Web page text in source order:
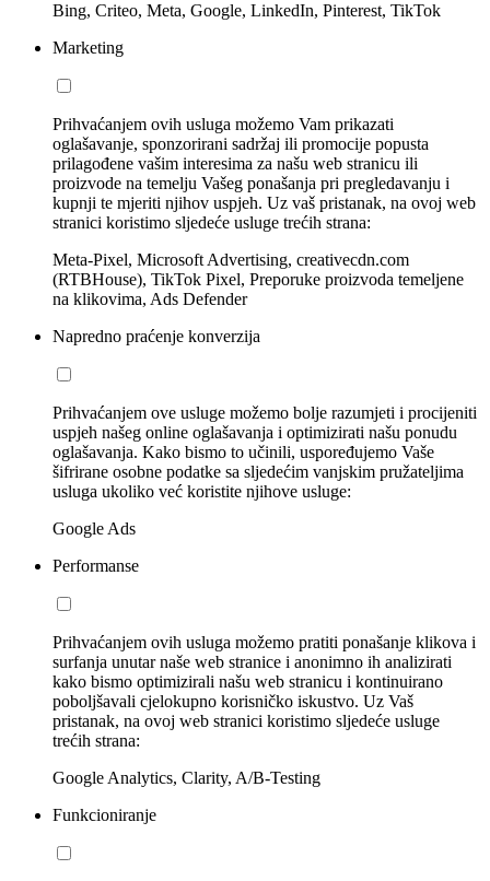
Bing, Criteo, Meta, Google, LinkedIn, Pinterest, TikTok
Marketing
Prihvaćanjem ovih usluga možemo Vam prikazati
oglašavanje, sponzorirani sadržaj ili promocije popusta
prilagođene vašim interesima za našu web stranicu ili
proizvode na temelju Vašeg ponašanja pri pregledavanju i
kupnji te mjeriti njihov uspjeh. Uz vaš pristanak, na ovoj web
stranici koristimo sljedeće usluge trećih strana:
Meta-Pixel, Microsoft Advertising, creativecdn.com
(RTBHouse), TikTok Pixel, Preporuke proizvoda temeljene
na klikovima, Ads Defender
Napredno praćenje konverzija
Prihvaćanjem ove usluge možemo bolje razumjeti i procijeniti
uspjeh našeg online oglašavanja i optimizirati našu ponudu
oglašavanja. Kako bismo to učinili, uspoređujemo Vaše
šifrirane osobne podatke sa sljedećim vanjskim pružateljima
usluga ukoliko već koristite njihove usluge:
Google Ads
Performanse
Prihvaćanjem ovih usluga možemo pratiti ponašanje klikova i
surfanja unutar naše web stranice i anonimno ih analizirati
kako bismo optimizirali našu web stranicu i kontinuirano
poboljšavali cjelokupno korisničko iskustvo. Uz Vaš
pristanak, na ovoj web stranici koristimo sljedeće usluge
trećih strana:
Google Analytics, Clarity, A/B-Testing
Funkcioniranje